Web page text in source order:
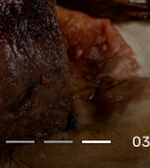
03